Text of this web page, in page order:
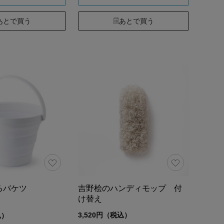
とで買う あとで買う
バケツ
吉野桧のハンディモップ 付
け替え
3,520円（税込）